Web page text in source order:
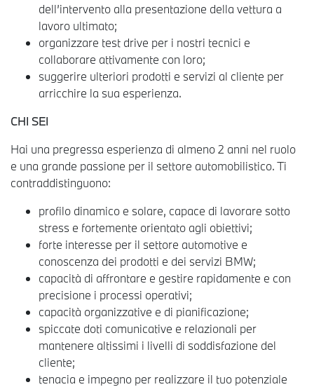
dell’intervento alla presentazione della vettura a
lavoro ultimato;
organizzare test drive per i nostri tecnici e
collaborare attivamente con loro;
suggerire ulteriori prodotti e servizi al cliente per
arricchire la sua esperienza.
CHI SEI
Hai una pregressa esperienza di almeno 2 anni nel ruolo
e una grande passione per il settore automobilistico. Ti
contraddistinguono:
profilo dinamico e solare, capace di lavorare sotto
stress e fortemente orientato agli obiettivi;
forte interesse per il settore automotive e
conoscenza dei prodotti e dei servizi BMW;
capacità di affrontare e gestire rapidamente e con
precisione i processi operativi;
capacità organizzative e di pianificazione;
spiccate doti comunicative e relazionali per
mantenere altissimi i livelli di soddisfazione del
cliente;
tenacia e impegno per realizzare il tuo potenziale